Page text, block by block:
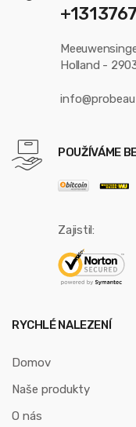
Holland -
POUŽÍVÁME
Zajistil:
RYCHLÉ NALEZENÍ
Domov
Naše produkty
O nás